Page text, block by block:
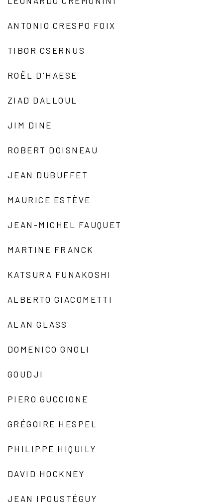
ANTONIO CRESPO FOIX
TIBOR CSERNUS
ROËL D'HAESE
ZIAD DALLOUL
JIM DINE
ROBERT DOISNEAU
JEAN DUBUFFET
MAURICE ESTÈVE
JEAN-MICHEL FAUQUET
MARTINE FRANCK
KATSURA FUNAKOSHI
ALBERTO GIACOMETTI
ALAN GLASS
DOMENICO GNOLI
GOUDJI
PIERO GUCCIONE
GRÉGOIRE HESPEL
PHILIPPE HIQUILY
DAVID HOCKNEY
JEAN IPOUSTÉGUY